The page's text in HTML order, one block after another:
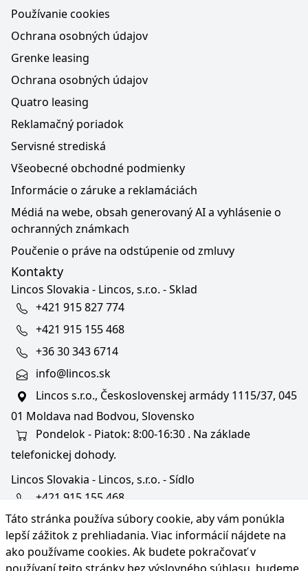
Táto stránka používa súbory cookie, aby vám ponúkla
lepší zážitok z prehliadania. Viac informácií nájdete na
ako používame cookies. Ak budete pokračovať v
Používanie cookies
Ochrana osobných údajov
Grenke leasing
Ochrana osobných údajov
Quatro leasing
Reklamačný poriadok
Servisné strediská
Všeobecné obchodné podmienky
Informácie o záruke a reklamáciách
Médiá na webe, obsah generovaný AI a vyhlásenie o
ochranných známkach
Poučenie o práve na odstúpenie od zmluvy
Kontakty
Lincos Slovakia - Lincos, s.r.o. - Sklad
+421 915 827 774
+421 915 155 468
+36 30 343 6714
info@lincos.sk
Lincos s.r.o., Československej armády 1115/37, 045
01 Moldava nad Bodvou, Slovensko
Pondelok - Piatok: 8:00-16:30 . Na základe
telefonickej dohody.
Lincos Slovakia - Lincos, s.r.o. - Sídlo
+421 915 155 468
+36/30 343 6714
bratislava@lincos.sk
Lincos s.r.o., Rustaveliho 4, 831 06 Bratislava - m. č.